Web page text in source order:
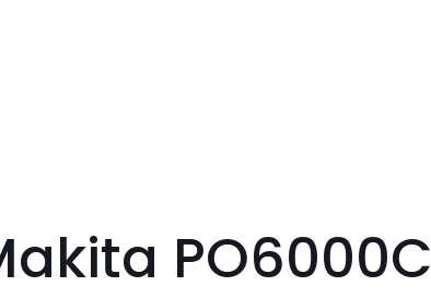
PO6000C